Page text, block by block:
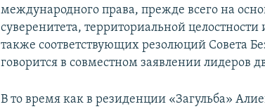
международного права, прежде всего на
суверенитета, территориальной
также соответствующих резолюций Совета
говорится в совместном заявлении лидеров
В то время как в резиденции «Загульба»